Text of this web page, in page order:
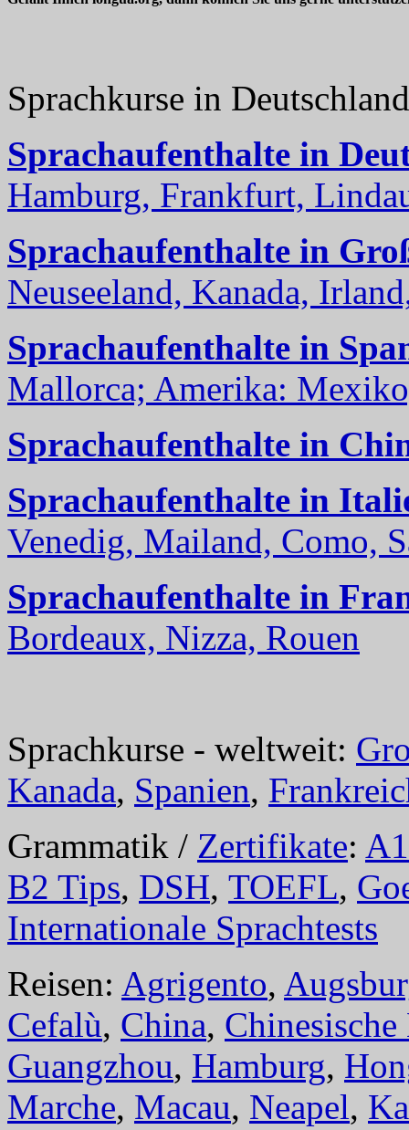
Sprachkurse in
Sprachaufenthalte in
Hamburg, Frankfurt,
Sprachaufenthalte in
Neuseeland, Kanada,
Sprachaufenthalte in
Mallorca; Amerika:
Sprachaufenthalte in
Sprachaufenthalte in
Venedig, Mailand, Como,
Sprachaufenthalte in
Bordeaux, Nizza, Rouen
Sprachkurse - weltweit:
Kanada, Spanien,
Grammatik / Zertifikate: A1
B2 Tips, DSH, TOEFL,
Internationale Sprachtests
Reisen: Agrigento,
Cefalù, China, Chinesische
Guangzhou, Hamburg,
Marche, Macau, Neapel,